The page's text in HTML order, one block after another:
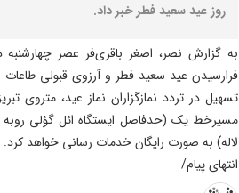
روز عید سعید فطر خبر داد.
به گزارش نصر، اصغر باقری‌فر عصر
فرارسیدن عید سعید فطر و آرزوی قبولی طاعات
مسیرخط یک (حدفاصل ایستگاه ائل گؤلی روبه
لاله) به صورت رایگان خدمات رسانی خواهد کرد.
انتهای پیام/